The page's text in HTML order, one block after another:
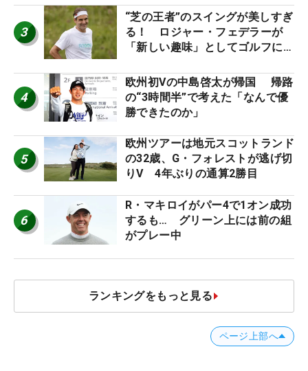
3
“芝の王者”のスイングが美しすぎ
る！ ロジャー・フェデラーが
「新しい趣味」としてゴルフに挑
4
欧州初Vの中島啓太が帰国 帰路
の“3時間半”で考えた「なんで優
勝できたのか」
5
欧州ツアーは地元スコットランド
の32歳、G・フォレストが逃げ切
りV 4年ぶりの通算2勝目
6
R・マキロイがパー4で1オン成功
するも… グリーン上には前の組
がプレー中
ランキングをもっと見る
ページ上部へ